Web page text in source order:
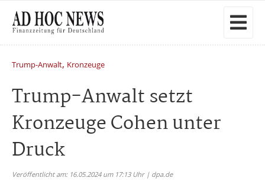
Trump-Anwalt, Kronzeuge
Trump-Anwalt setzt
Kronzeuge Cohen unter
Druck
Veröffentlicht am: 16.05.2024 um 17:13 Uhr | dpa.de